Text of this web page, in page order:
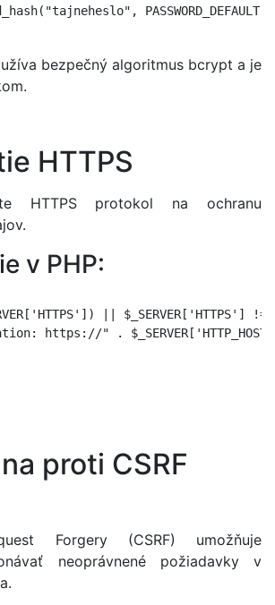
PASSWORD_DEFAULT);
bezpečný algoritmus bcrypt a je
HTTPS
HTTPS protokol na ochranu
v PHP:
|| $_SERVER['HTTPS']
https://" .
proti CSRF
Forgery (CSRF) umožňuje
neoprávnené požiadavky v